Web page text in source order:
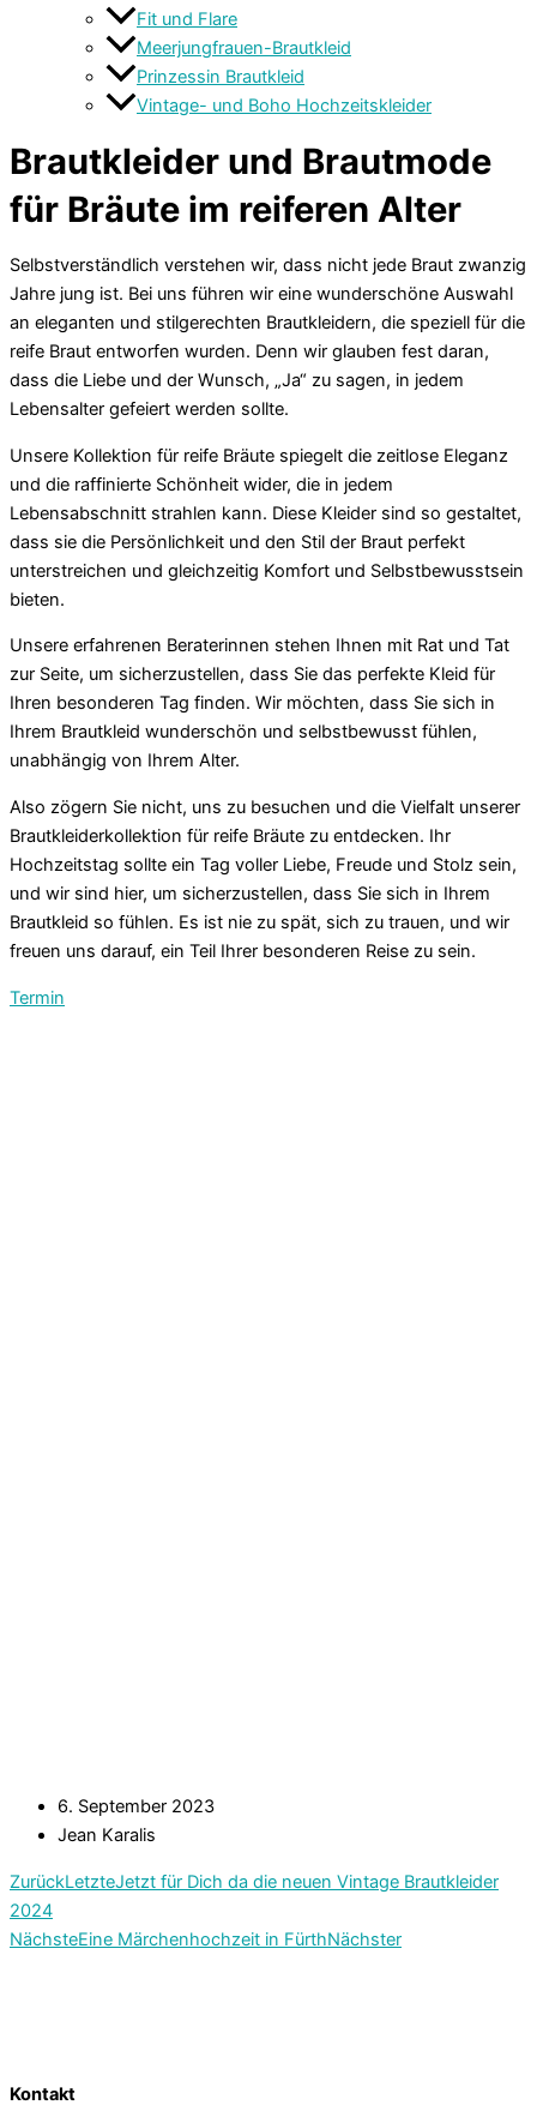
Fit und Flare
Meerjungfrauen-Brautkleid
Prinzessin Brautkleid
Vintage- und Boho Hochzeitskleider
Brautkleider und Brautmode
für Bräute im reiferen Alter
Selbstverständlich verstehen wir, dass nicht jede Braut zwanzig
Jahre jung ist. Bei uns führen wir eine wunderschöne Auswahl
an eleganten und stilgerechten Brautkleidern, die speziell für die
reife Braut entworfen wurden. Denn wir glauben fest daran,
dass die Liebe und der Wunsch, „Ja“ zu sagen, in jedem
Lebensalter gefeiert werden sollte.
Unsere Kollektion für reife Bräute spiegelt die zeitlose Eleganz
und die raffinierte Schönheit wider, die in jedem
Lebensabschnitt strahlen kann. Diese Kleider sind so gestaltet,
dass sie die Persönlichkeit und den Stil der Braut perfekt
unterstreichen und gleichzeitig Komfort und Selbstbewusstsein
bieten.
Unsere erfahrenen Beraterinnen stehen Ihnen mit Rat und Tat
zur Seite, um sicherzustellen, dass Sie das perfekte Kleid für
Ihren besonderen Tag finden. Wir möchten, dass Sie sich in
Ihrem Brautkleid wunderschön und selbstbewusst fühlen,
unabhängig von Ihrem Alter.
Also zögern Sie nicht, uns zu besuchen und die Vielfalt unserer
Brautkleiderkollektion für reife Bräute zu entdecken. Ihr
Hochzeitstag sollte ein Tag voller Liebe, Freude und Stolz sein,
und wir sind hier, um sicherzustellen, dass Sie sich in Ihrem
Brautkleid so fühlen. Es ist nie zu spät, sich zu trauen, und wir
freuen uns darauf, ein Teil Ihrer besonderen Reise zu sein.
Termin
6. September 2023
Jean Karalis
ZurückLetzteJetzt für Dich da die neuen Vintage Brautkleider
2024
NächsteEine Märchenhochzeit in FürthNächster
Kontakt